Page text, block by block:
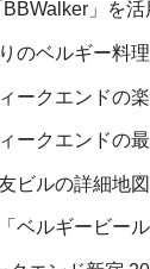
」を活
のベルギー料理
ークエンドの
ークエンドの
ビルの詳細地図
ベルギービー